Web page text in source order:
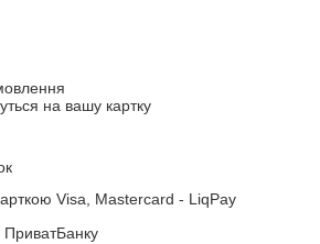
на вашу картку
Visa, Mastercard - LiqPay
ПриватБанку